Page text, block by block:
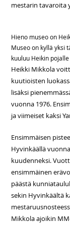
mestarin tavaroita
Hieno museo on
Museo on kyllä yksi
kuuluu Heikin
Heikki Mikkola
kuutioisten
lisäksi
vuonna 1976.
ja viimeiset kaksi
Ensimmäisen
Hyvinkäällä
kuudenneksi.
ensimmäinen
päästä
sekin Hyvinkäältä
Mikkola ajoikin